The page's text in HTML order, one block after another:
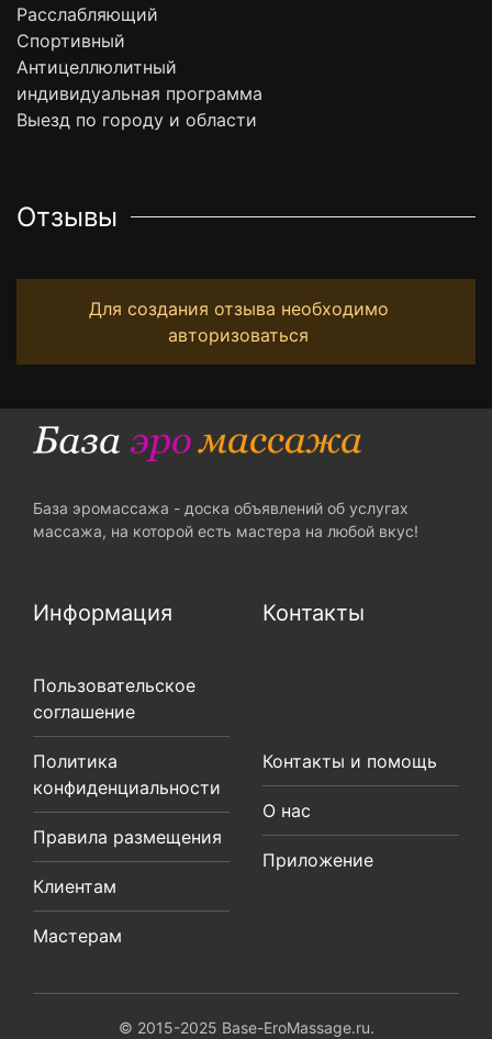
Расслабляющий
Спортивный
Антицеллюлитный
индивидуальная программа
Выезд по городу и области
Отзывы
Для создания отзыва необходимо
авторизоваться
База эромассажа - доска объявлений об услугах
массажа, на которой есть мастера на любой вкус!
Информация
Пользовательское
соглашение
Политика
конфиденциальности
Правила размещения
Клиентам
Мастерам
Контакты
Контакты и помощь
О нас
Приложение
© 2015-2025 Base-EroMassage.ru.